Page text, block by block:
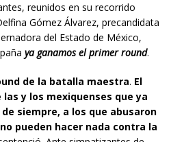
reunidos en su recorrido
Gómez Álvarez, precandidata
del Estado de México,
ya ganamos el primer round.
de la batalla maestra. El
y los mexiquenses que ya
siempre, a los que abusaron
pueden hacer nada contra la